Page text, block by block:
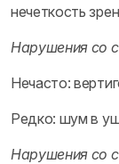
нечеткость
Нарушения со
Нечасто:
Редко: шум в
Нарушения со